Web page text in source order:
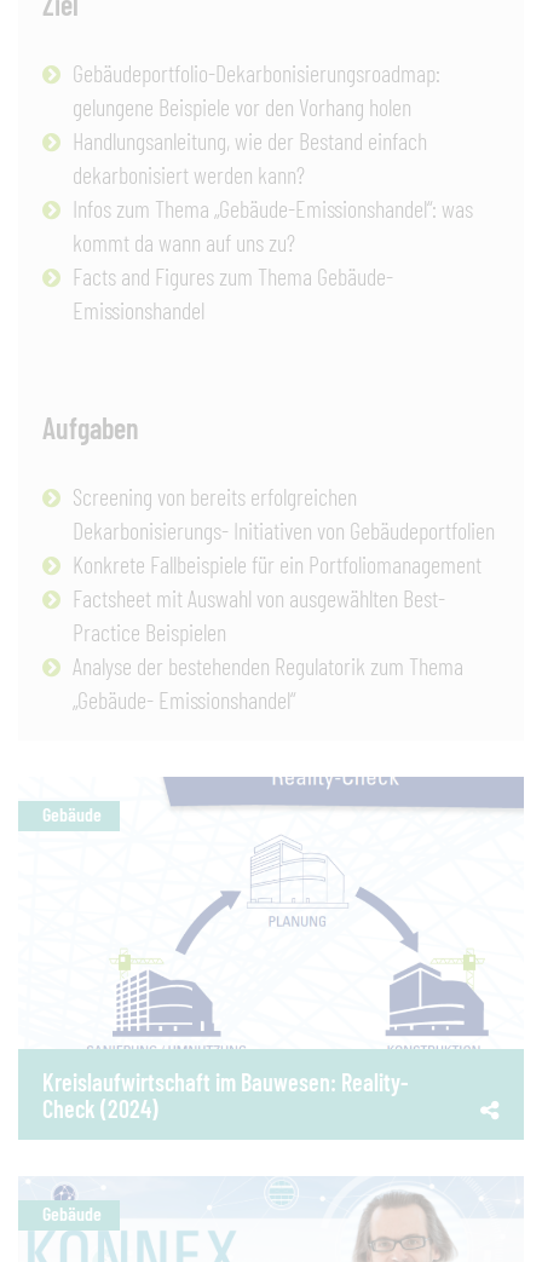
Gebäudeportfolio-Dekarbonisierungsroadmap:
gelungene Beispiele vor den Vorhang holen
Handlungsanleitung, wie der Bestand einfach
dekarbonisiert werden kann?
Infos zum Thema „Gebäude-Emissionshandel“: was
kommt da wann auf uns zu?
Facts and Figures zum Thema Gebäude-
Emissionshandel
Aufgaben
Screening von bereits erfolgreichen
Dekarbonisierungs- Initiativen von Gebäudeportfolien
Konkrete Fallbeispiele für ein Portfoliomanagement
Factsheet mit Auswahl von ausgewählten Best-
Practice Beispielen
Analyse der bestehenden Regulatorik zum Thema
„Gebäude- Emissionshandel“
Gebäude
Kreislaufwirtschaft im Bauwesen: Reality-
Check (2024)
Gebäude